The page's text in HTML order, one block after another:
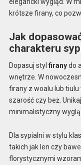
elegancki wygląd. W
krótsze firany, co
Jak
charakteru
Dopasuj styl firanydo
wnętrze. W
firany z woalu lub tiulu
szarość czy beż.
minimalistyczny
Dla sypialni w stylu
takich jak len czy
florystycznymi